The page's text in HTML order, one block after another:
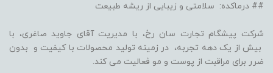
## درماکده: سلامتی و زیبایی از ریشه طبیعت
شرکت پیشگام تجارت سان رخ، با مدیریت آقای جاوید صاغری، با
بیش از یک دهه تجربه، در زمینه تولید محصولات با کیفیت و بدون
ضرر برای مراقبت از پوست و مو فعالیت می کند.